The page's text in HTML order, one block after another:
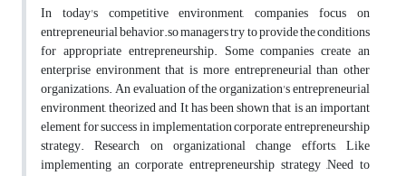
In today's competitive environment, companies focus on
entrepreneurial behavior.so managers try to provide the conditions
for appropriate entrepreneurship. Some companies create an
enterprise environment that is more entrepreneurial than other
organizations. An evaluation of the organization's entrepreneurial
environment, theorized and It has been shown that is an important
element for success in implementation corporate entrepreneurship
strategy. Research on organizational change efforts, Like
implementing an corporate entrepreneurship strategy ,Need to